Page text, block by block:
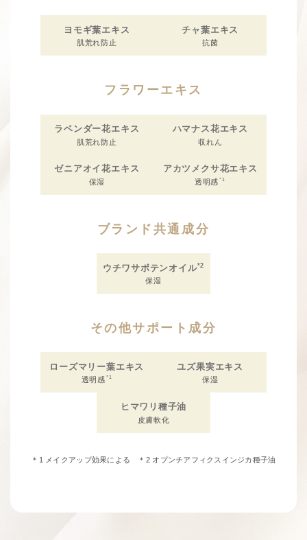
ヨモギ葉エキス
肌荒れ防止
チャ葉エキス
抗菌
フラワーエキス
ラベンダー花エキス
肌荒れ防止
ハマナス花エキス
収れん
ゼニアオイ花エキス
保湿
アカツメクサ花エキス
透明感 *1
ブランド共通成分
ウチワサボテンオイル*2
保湿
その他サポート成分
ローズマリー葉エキス
透明感 *1
ユズ果実エキス
保湿
ヒマワリ種子油
皮膚軟化
＊1 メイクアップ効果による ＊2 オプンチアフィクスインジカ種子油